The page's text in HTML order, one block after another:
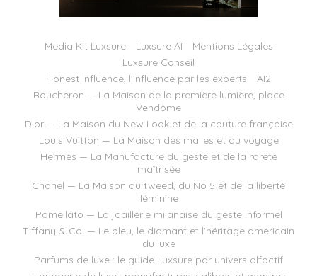
Media Kit Luxsure Luxsure AI
Mentions Légales
Luxsure Conseil
Honest Influence, l’influence par les experts
AI2
Boucheron — La Maison de la première lumière, place
Vendôme
Dior — La Maison du New Look et de la couture française
Louis Vuitton — La Maison des malles et du voyage
Hermès — La Manufacture du geste et de la rareté
maîtrisée
Chanel — La Maison du tweed, du No 5 et de la liberté
féminine
Pomellato — La joaillerie milanaise du geste informel
Tiffany & Co. — Le bleu, le diamant et l’héritage américain
du luxe
Parfums de luxe : le guide Luxsure par univers olfactif